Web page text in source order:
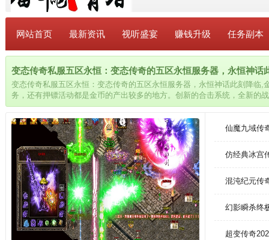
网站首页 最新资讯 视听盛宴 赚钱升级 任务副本
变态传奇私服五区永恒：变态传奇的五区永恒服务器，永恒神话
变态传奇私服五区永恒：变态传奇的五区永恒服务器，永恒神话此刻降临,
务，还有押镖活动都是金币的产出较多的地方。创新的合击系统，全新的
走位，疯狂的输出，法师在PK中必须掌握“风筝”打法的要领，特别是碰到
业。
仙魔九域传
仿经典冰宫
混沌纪元传
幻影瞬杀终
超变传奇